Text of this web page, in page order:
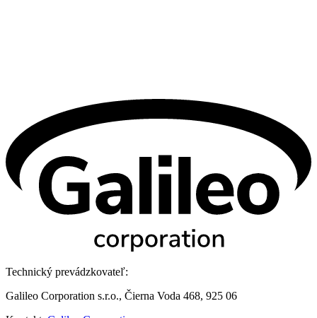
Technický prevádzkovateľ:
Galileo Corporation s.r.o., Čierna Voda 468, 925 06